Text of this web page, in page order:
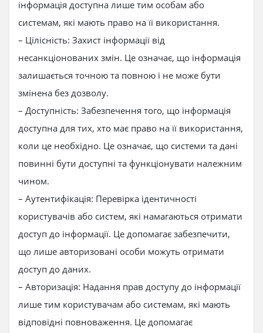
інформація доступна лише тим особам або
системам, які мають право на її використання.
– Цілісність: Захист інформації від
несанкціонованих змін. Це означає, що інформація
залишається точною та повною і не може бути
змінена без дозволу.
– Доступність: Забезпечення того, що інформація
доступна для тих, хто має право на її використання,
коли це необхідно. Це означає, що системи та дані
повинні бути доступні та функціонувати належним
чином.
– Аутентифікація: Перевірка ідентичності
користувачів або систем, які намагаються отримати
доступ до інформації. Це допомагає забезпечити,
що лише авторизовані особи можуть отримати
доступ до даних.
– Авторизація: Надання прав доступу до інформації
лише тим користувачам або системам, які мають
відповідні повноваження. Це допомагає